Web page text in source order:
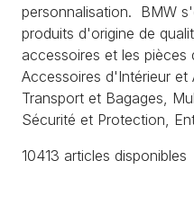
personnalisation. BMW
produits d'origine de
accessoires et les pièces
Accessoires d'Intérieur et
Transport et Bagages,
Sécurité et Protection,
10413 articles disponibles